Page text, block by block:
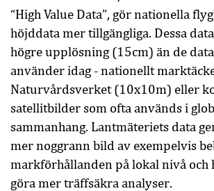
“High Value Data”, gör nationella
höjddata mer tillgängliga. Dessa
högre upplösning (15cm) än de
använder idag - nationellt
Naturvårdsverket (10x10m) eller
satellitbilder som ofta används i
sammanhang. Lantmäteriets data
mer noggrann bild av exempelvis
markförhållanden på lokal nivå och
göra mer träffsäkra analyser.